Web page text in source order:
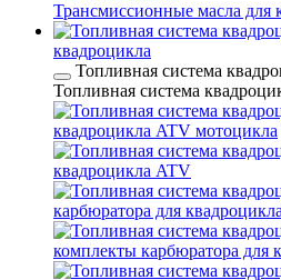
Трансмиссионные масла для
квадроцикла
Топливная система
Топливная система
квадроцикла ATV мотоцикла
квадроцикла ATV
карбюратора для
комплекты карбюратора для